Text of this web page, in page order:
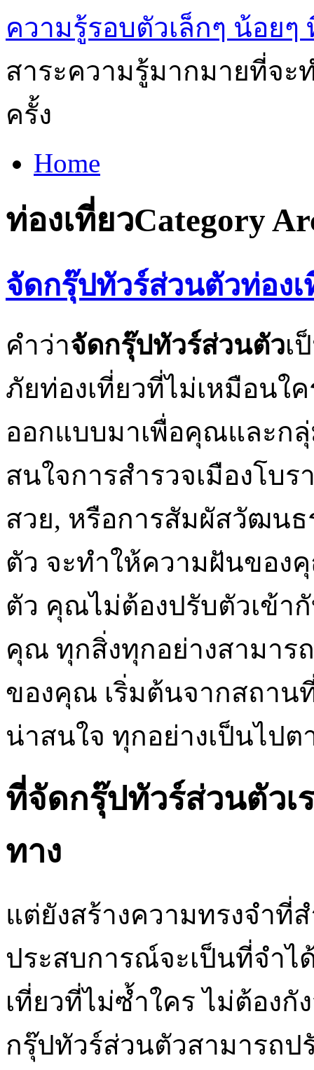
ความรู้รอบตัวเล็กๆ น้อย
สาระความรู้มากมายที่จะ
ครั้ง
Home
ท่องเที่ยวCategory
จัดกรุ๊ปทัวร์ส่วนตัวท่อง
คำว่าจัดกรุ๊ปทัวร์ส่วนตัวเ
ภัยท่องเที่ยวที่ไม่เหมือนใ
ออกแบบมาเพื่อคุณและก
สนใจการสำรวจเมืองโบ
สวย, หรือการสัมผัสวัฒน
ตัว จะทำให้ความฝันของ
ตัว คุณไม่ต้องปรับตัวเข้า
คุณ ทุกสิ่งทุกอย่างสามาร
ของคุณ เริ่มต้นจากสถาน
น่าสนใจ ทุกอย่างเป็นไป
ที่จัดกรุ๊ปทัวร์ส่วนตัวเ
ทาง
แต่ยังสร้างความทรงจำ
ประสบการณ์จะเป็นที่จำไ
เที่ยวที่ไม่ซ้ำใคร ไม่ต้องกั
กรุ๊ปทัวร์ส่วนตัวสามารถ